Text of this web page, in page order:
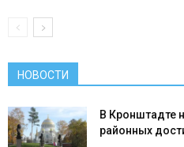
НОВОСТИ
В Кронштадте
районных